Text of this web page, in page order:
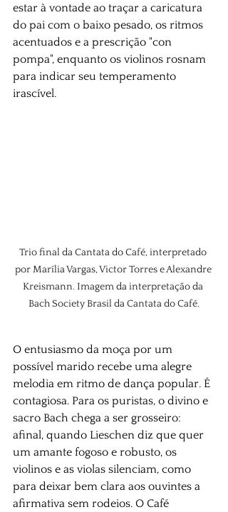
estar à vontade ao traçar a caricatura
do pai com o baixo pesado, os ritmos
acentuados e a prescrição "con
pompa", enquanto os violinos rosnam
para indicar seu temperamento
irascível.
Trio final da Cantata do Café, interpretado
por Marília Vargas, Victor Torres e Alexandre
Kreismann. Imagem da interpretação da
Bach Society Brasil da Cantata do Café.
O entusiasmo da moça por um
possível marido recebe uma alegre
melodia em ritmo de dança popular. É
contagiosa. Para os puristas, o divino e
sacro Bach chega a ser grosseiro:
afinal, quando Lieschen diz que quer
um amante fogoso e robusto, os
violinos e as violas silenciam, como
para deixar bem clara aos ouvintes a
afirmativa sem rodeios. O Café